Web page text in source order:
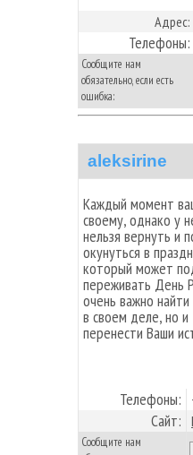
Адрес:
Телефоны:
Сообщите нам
обязательно, если есть
ошибка:
aleksirine
Каждый момент
своему, однако у
нельзя вернуть и
окунуться в
который может
переживать День
очень важно
в своем деле, но и
перенести Ваши
Телефоны:
Сайт:
Сообщите нам